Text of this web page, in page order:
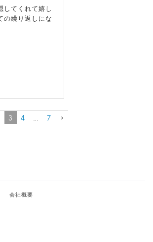
してくれて嬉し
の繰り返しにな
3 4 … 7
会社概要